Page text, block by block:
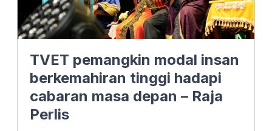
TVET pemangkin modal insan
berkemahiran tinggi hadapi
cabaran masa depan – Raja
Perlis